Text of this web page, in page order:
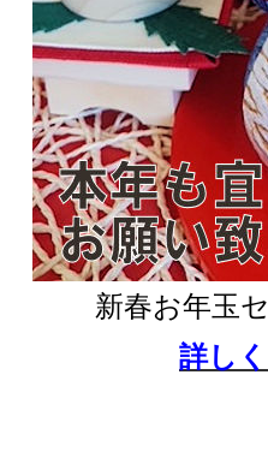
新春お年玉
詳し